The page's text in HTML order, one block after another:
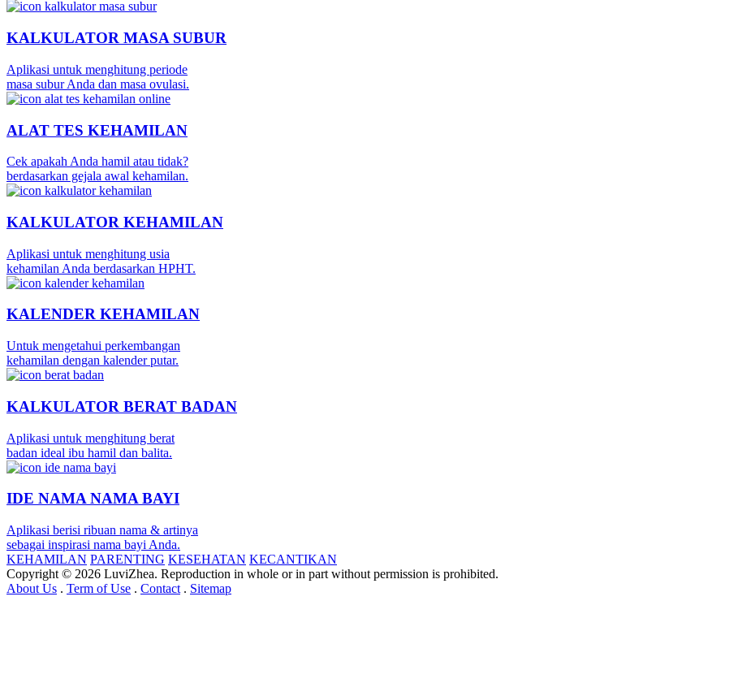
KALKULATOR MASA SUBUR
Aplikasi untuk menghitung periode
masa subur Anda dan masa ovulasi.
ALAT TES KEHAMILAN
Cek apakah Anda hamil atau tidak?
berdasarkan gejala awal kehamilan.
KALKULATOR KEHAMILAN
Aplikasi untuk menghitung usia
kehamilan Anda berdasarkan HPHT.
KALENDER KEHAMILAN
Untuk mengetahui perkembangan
kehamilan dengan kalender putar.
KALKULATOR BERAT BADAN
Aplikasi untuk menghitung berat
badan ideal ibu hamil dan balita.
IDE NAMA NAMA BAYI
Aplikasi berisi ribuan nama & artinya
sebagai inspirasi nama bayi Anda.
KEHAMILAN PARENTING KESEHATAN KECANTIKAN
Copyright © 2026 LuviZhea. Reproduction in whole or in part without permission is prohibited.
About Us . Term of Use . Contact . Sitemap